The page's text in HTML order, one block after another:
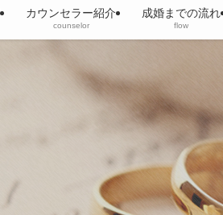
カウンセラー紹介
counselor
成婚までの流れ
flow